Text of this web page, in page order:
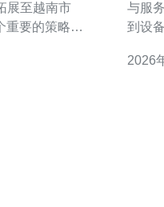
展至越南市
重要的策略。
与服
到设
购建议
2026